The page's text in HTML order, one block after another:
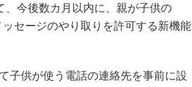
今後数カ月以内に、親が子供の
セージのやり取りを許可する新機能
子供が使う電話の連絡先を事前に設